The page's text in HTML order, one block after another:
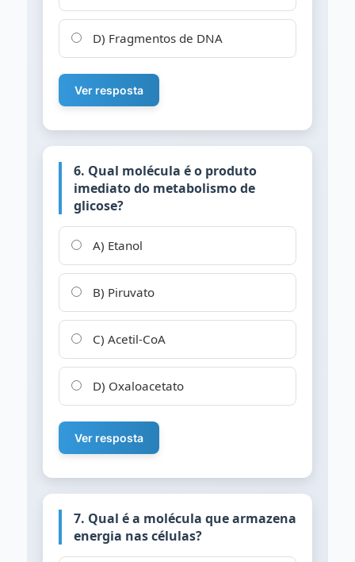
D) Fragmentos de DNA
Ver resposta
6. Qual molécula é o produto
imediato do metabolismo de
glicose?
A) Etanol
B) Piruvato
C) Acetil-CoA
D) Oxaloacetato
Ver resposta
7. Qual é a molécula que armazena
energia nas células?